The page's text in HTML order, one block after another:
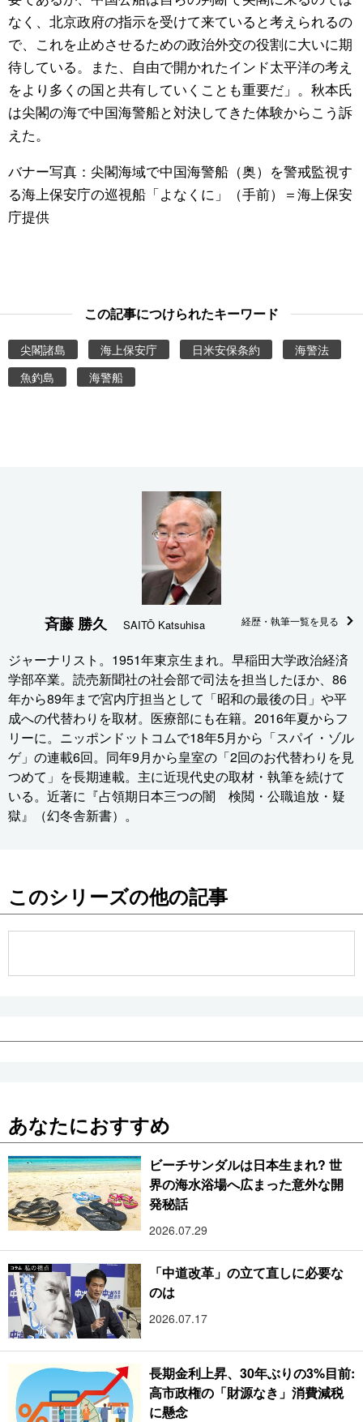
なく、北京政府の指示を受けて来ていると考えられるの
で、これを止めさせるための政治外交の役割に大いに期
待している。また、自由で開かれたインド太平洋の考え
をより多くの国と共有していくことも重要だ」。秋本氏
は尖閣の海で中国海警船と対決してきた体験からこう訴
えた。
バナー写真：尖閣海域で中国海警船（奥）を警戒監視す
る海上保安庁の巡視船「よなくに」（手前）＝海上保安
庁提供
この記事につけられたキーワード
尖閣諸島 海上保安庁 日米安保条約
海警法
魚釣島
海警船
斉藤 勝久 SAITŌ Katsuhisa 経歴・執筆一覧を見る
ジャーナリスト。1951年東京生まれ。早稲田大学政治経済
学部卒業。読売新聞社の社会部で司法を担当したほか、86
年から89年まで宮内庁担当として「昭和の最後の日」や平
成への代替わりを取材。医療部にも在籍。2016年夏からフ
リーに。ニッポンドットコムで18年5月から「スパイ・ゾル
ゲ」の連載6回。同年9月から皇室の「2回のお代替わりを見
つめて」を長期連載。主に近現代史の取材・執筆を続けて
いる。近著に『占領期日本三つの闇 検閲・公職追放・疑
獄』（幻冬舎新書）。
このシリーズの他の記事
あなたにおすすめ
ビーチサンダルは日本生まれ? 世
界の海水浴場へ広まった意外な開
発秘話
2026.07.29
「中道改革」の立て直しに必要な
のは
2026.07.17
長期金利上昇、30年ぶりの3%目前:
高市政権の「財源なき」消費減税
に懸念